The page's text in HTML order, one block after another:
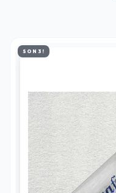
SON 3!